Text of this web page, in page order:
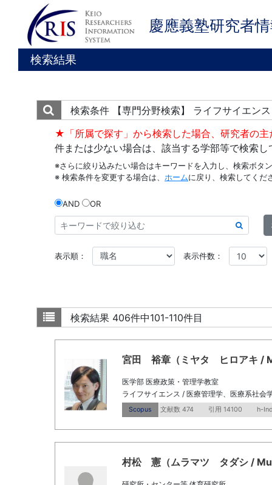
慶應義塾研究者
検索結果
検索条件
【専門分野検索】 ライフサイエンス
★「所属で探す」から検索した場合、研究者の
件または少ない場合は、該当する学部等で検索し
※さらに絞り込みたい場合はキーワードを入力し、検索ボタ
※ 検索条件を変更する場合は、 ホームに戻り、検索してくだ
AND OR
表示順： 表示件数：
検索結果 406件中101-110件目
宮田 裕章（ミヤタ ヒロアキ /
医学部 医療政策・管理学教室
ライフサイエンス / 医療管理学、医療系社会
Scopus 文献数 474 引用 14100 h-
村松 憲（ムラマツ タダシ /